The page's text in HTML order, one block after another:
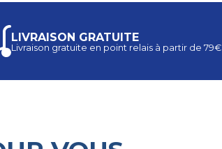
LIVRAISON GRATUITE
Livraison gratuite en point relais à partir de 79€